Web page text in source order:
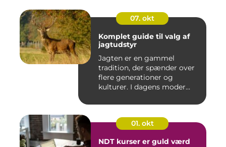
07. okt
Komplet guide til valg af
jagtudstyr
Jagten er en gammel
tradition, der spænder over
flere generationer og
kulturer. I dagens moder...
01. okt
NDT kurser er guld værd